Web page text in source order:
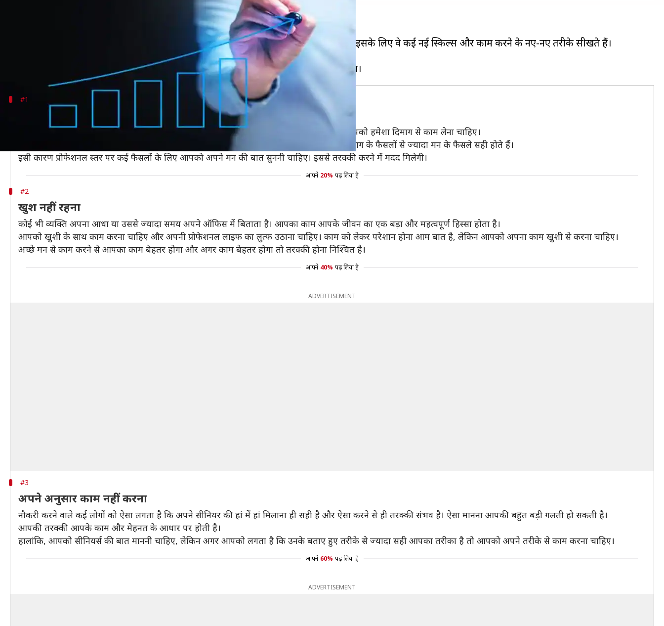
सरकारी और प्राइवेट दोनों क्षेत्रों में काम करने वाले लोग कम समय में अधिक तरक्की करना चाहते हैं। इसके लिए वे कई नई स्किल्स और काम करने के नए-नए तरीके सीखते हैं।
इसके बावजूद भी कुछ लोग ऐसी गलतियां कर जाते हैं, जिस कारण वे तरक्की नहीं कर पाते।
#1
अधिकतर लोगों का कहना होता है कि काम में मामले में आपको अपने मन की बात नहीं सुननी चाहिए। आपको हमेशा दिमाग से काम लेना चाहिए।
लोगों की ये सलाह काफी हद तक सही भी है, लेकिन ऑफिस में भी कई बार ऐसा मौके आते हैं, जिसमें दिमाग के फैसलों से ज्यादा मन के फैसले सही होते हैं।
इसी कारण प्रोफेशनल स्तर पर कई फैसलों के लिए आपको अपने मन की बात सुननी चाहिए। इससे तरक्की करने में मदद मिलेगी।
आपने 20% पढ़ लिया है
#2
खुश नहीं रहना
कोई भी व्यक्ति अपना आधा या उससे ज्यादा समय अपने ऑफिस में बिताता है। आपका काम आपके जीवन का एक बड़ा और महत्वपूर्ण हिस्सा होता है।
आपको खुशी के साथ काम करना चाहिए और अपनी प्रोफेशनल लाइफ का लुत्फ उठाना चाहिए। काम को लेकर परेशान होना आम बात है, लेकिन आपको अपना काम खुशी से करना चाहिए।
अच्छे मन से काम करने से आपका काम बेहतर होगा और अगर काम बेहतर होगा तो तरक्की होना निश्चित है।
आपने 40% पढ़ लिया है
ADVERTISEMENT
#3
अपने अनुसार काम नहीं करना
नौकरी करने वाले कई लोगों को ऐसा लगता है कि अपने सीनियर की हां में हां मिलाना ही सही है और ऐसा करने से ही तरक्की संभव है। ऐसा मानना आपकी बहुत बड़ी गलती हो सकती है।
आपकी तरक्की आपके काम और मेहनत के आधार पर होती है।
हालांकि, आपको सीनियर्स की बात माननी चाहिए, लेकिन अगर आपको लगता है कि उनके बताए हुए तरीके से ज्यादा सही आपका तरीका है तो आपको अपने तरीके से काम करना चाहिए।
आपने 60% पढ़ लिया है
ADVERTISEMENT